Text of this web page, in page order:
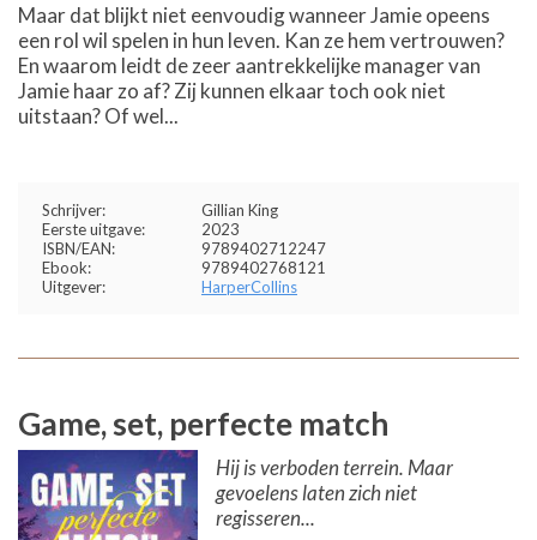
Maar dat blijkt niet eenvoudig wanneer Jamie opeens
een rol wil spelen in hun leven. Kan ze hem vertrouwen?
En waarom leidt de zeer aantrekkelijke manager van
Jamie haar zo af? Zij kunnen elkaar toch ook niet
uitstaan? Of wel...
Schrijver:
Gillian King
Eerste uitgave:
2023
ISBN/EAN:
9789402712247
Ebook:
9789402768121
Uitgever:
HarperCollins
Game, set, perfecte match
Hij is verboden terrein. Maar
gevoelens laten zich niet
regisseren...